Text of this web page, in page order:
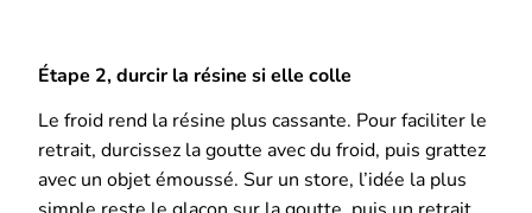
Étape 2, durcir la résine si elle colle
Le froid rend la résine plus cassante. Pour faciliter le
retrait, durcissez la goutte avec du froid, puis grattez
avec un objet émoussé. Sur un store, l’idée la plus